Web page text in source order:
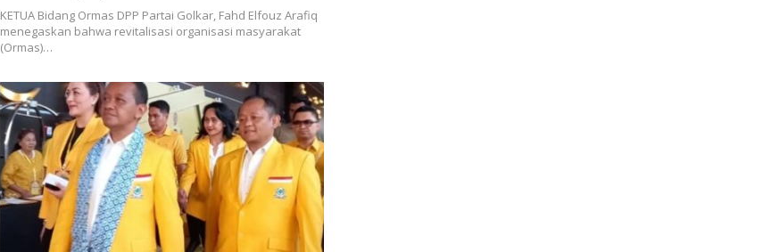
KETUA Bidang Ormas DPP Partai Golkar, Fahd Elfouz Arafiq
menegaskan bahwa revitalisasi organisasi masyarakat
(Ormas)…